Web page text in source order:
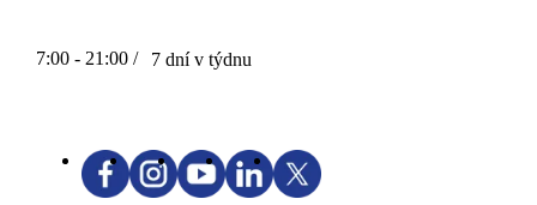
7:00 - 21:00 / 7 dní v týdnu